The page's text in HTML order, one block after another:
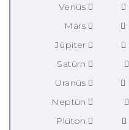
Venüs
Mars
Jüpiter
Satürn
Uranüs
Neptün
Plüton